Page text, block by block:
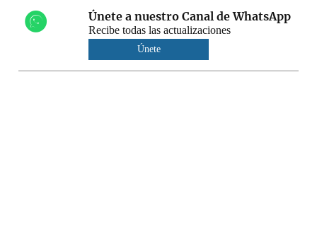
Únete a nuestro Canal de WhatsApp
Recibe todas las actualizaciones
Únete